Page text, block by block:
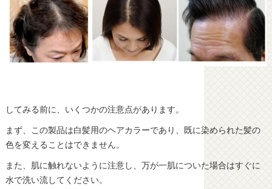
してみる前に、いくつかの注意点があります。
まず、この製品は白髪用のヘアカラーであり、既に染められた髪の
色を変えることはできません。
また、肌に触れないように注意し、万が一肌についた場合はすぐに
水で洗い流してください。